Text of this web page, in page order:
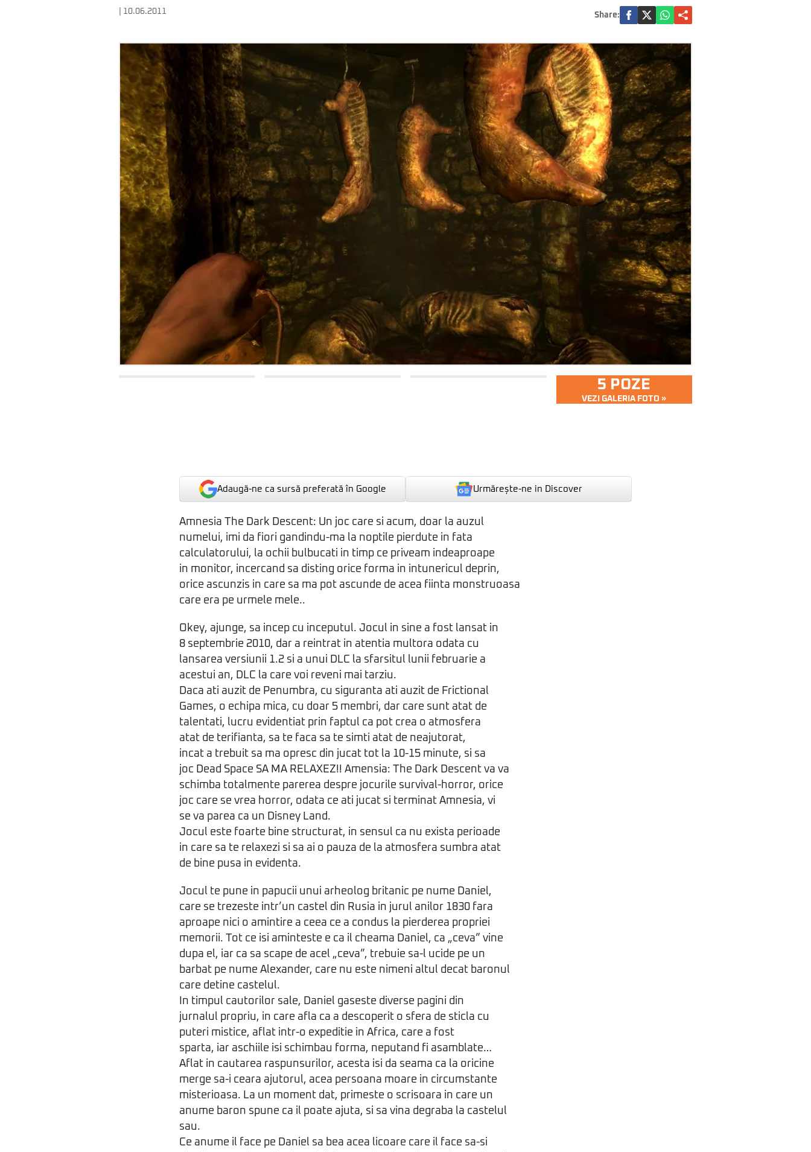
| 10.06.2011 Share:
5 POZE
VEZI GALERIA FOTO »
Adaugă-ne ca sursă preferată în Google Urmărește-ne in Discover
Amnesia The Dark Descent: Un joc care si acum, doar la auzul
numelui, imi da fiori gandindu-ma la noptile pierdute in fata
calculatorului, la ochii bulbucati in timp ce priveam indeaproape
in monitor, incercand sa disting orice forma in intunericul deprin,
orice ascunzis in care sa ma pot ascunde de acea fiinta monstruoasa
care era pe urmele mele..
Okey, ajunge, sa incep cu inceputul. Jocul in sine a fost lansat in
8 septembrie 2010, dar a reintrat in atentia multora odata cu
lansarea versiunii 1.2 si a unui DLC la sfarsitul lunii februarie a
acestui an, DLC la care voi reveni mai tarziu.
Daca ati auzit de Penumbra, cu siguranta ati auzit de Frictional
Games, o echipa mica, cu doar 5 membri, dar care sunt atat de
talentati, lucru evidentiat prin faptul ca pot crea o atmosfera
atat de terifianta, sa te faca sa te simti atat de neajutorat,
incat a trebuit sa ma opresc din jucat tot la 10-15 minute, si sa
joc Dead Space SA MA RELAXEZ!! Amensia: The Dark Descent va va
schimba totalmente parerea despre jocurile survival-horror, orice
joc care se vrea horror, odata ce ati jucat si terminat Amnesia, vi
se va parea ca un Disney Land.
Jocul este foarte bine structurat, in sensul ca nu exista perioade
in care sa te relaxezi si sa ai o pauza de la atmosfera sumbra atat
de bine pusa in evidenta.
Jocul te pune in papucii unui arheolog britanic pe nume Daniel,
care se trezeste intr’un castel din Rusia in jurul anilor 1830 fara
aproape nici o amintire a ceea ce a condus la pierderea propriei
memorii. Tot ce isi aminteste e ca il cheama Daniel, ca „ceva” vine
dupa el, iar ca sa scape de acel „ceva”, trebuie sa-l ucide pe un
barbat pe nume Alexander, care nu este nimeni altul decat baronul
care detine castelul.
In timpul cautorilor sale, Daniel gaseste diverse pagini din
jurnalul propriu, in care afla ca a descoperit o sfera de sticla cu
puteri mistice, aflat intr-o expeditie in Africa, care a fost
sparta, iar aschiile isi schimbau forma, neputand fi asamblate…
Aflat in cautarea raspunsurilor, acesta isi da seama ca la oricine
merge sa-i ceara ajutorul, acea persoana moare in circumstante
misterioasa. La un moment dat, primeste o scrisoara in care un
anume baron spune ca il poate ajuta, si sa vina degraba la castelul
sau.
Ce anume il face pe Daniel sa bea acea licoare care il face sa-si